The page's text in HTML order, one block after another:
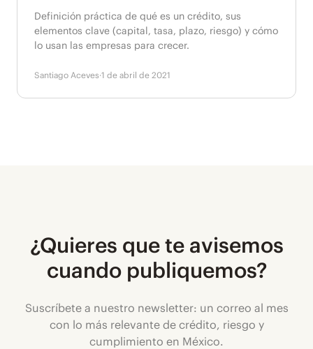
Definición práctica de qué es un crédito, sus
elementos clave (capital, tasa, plazo, riesgo) y cómo
lo usan las empresas para crecer.
Santiago Aceves·1 de abril de 2021
¿Quieres que te avisemos
cuando publiquemos?
Suscríbete a nuestro newsletter: un correo al mes
con lo más relevante de crédito, riesgo y
cumplimiento en México.